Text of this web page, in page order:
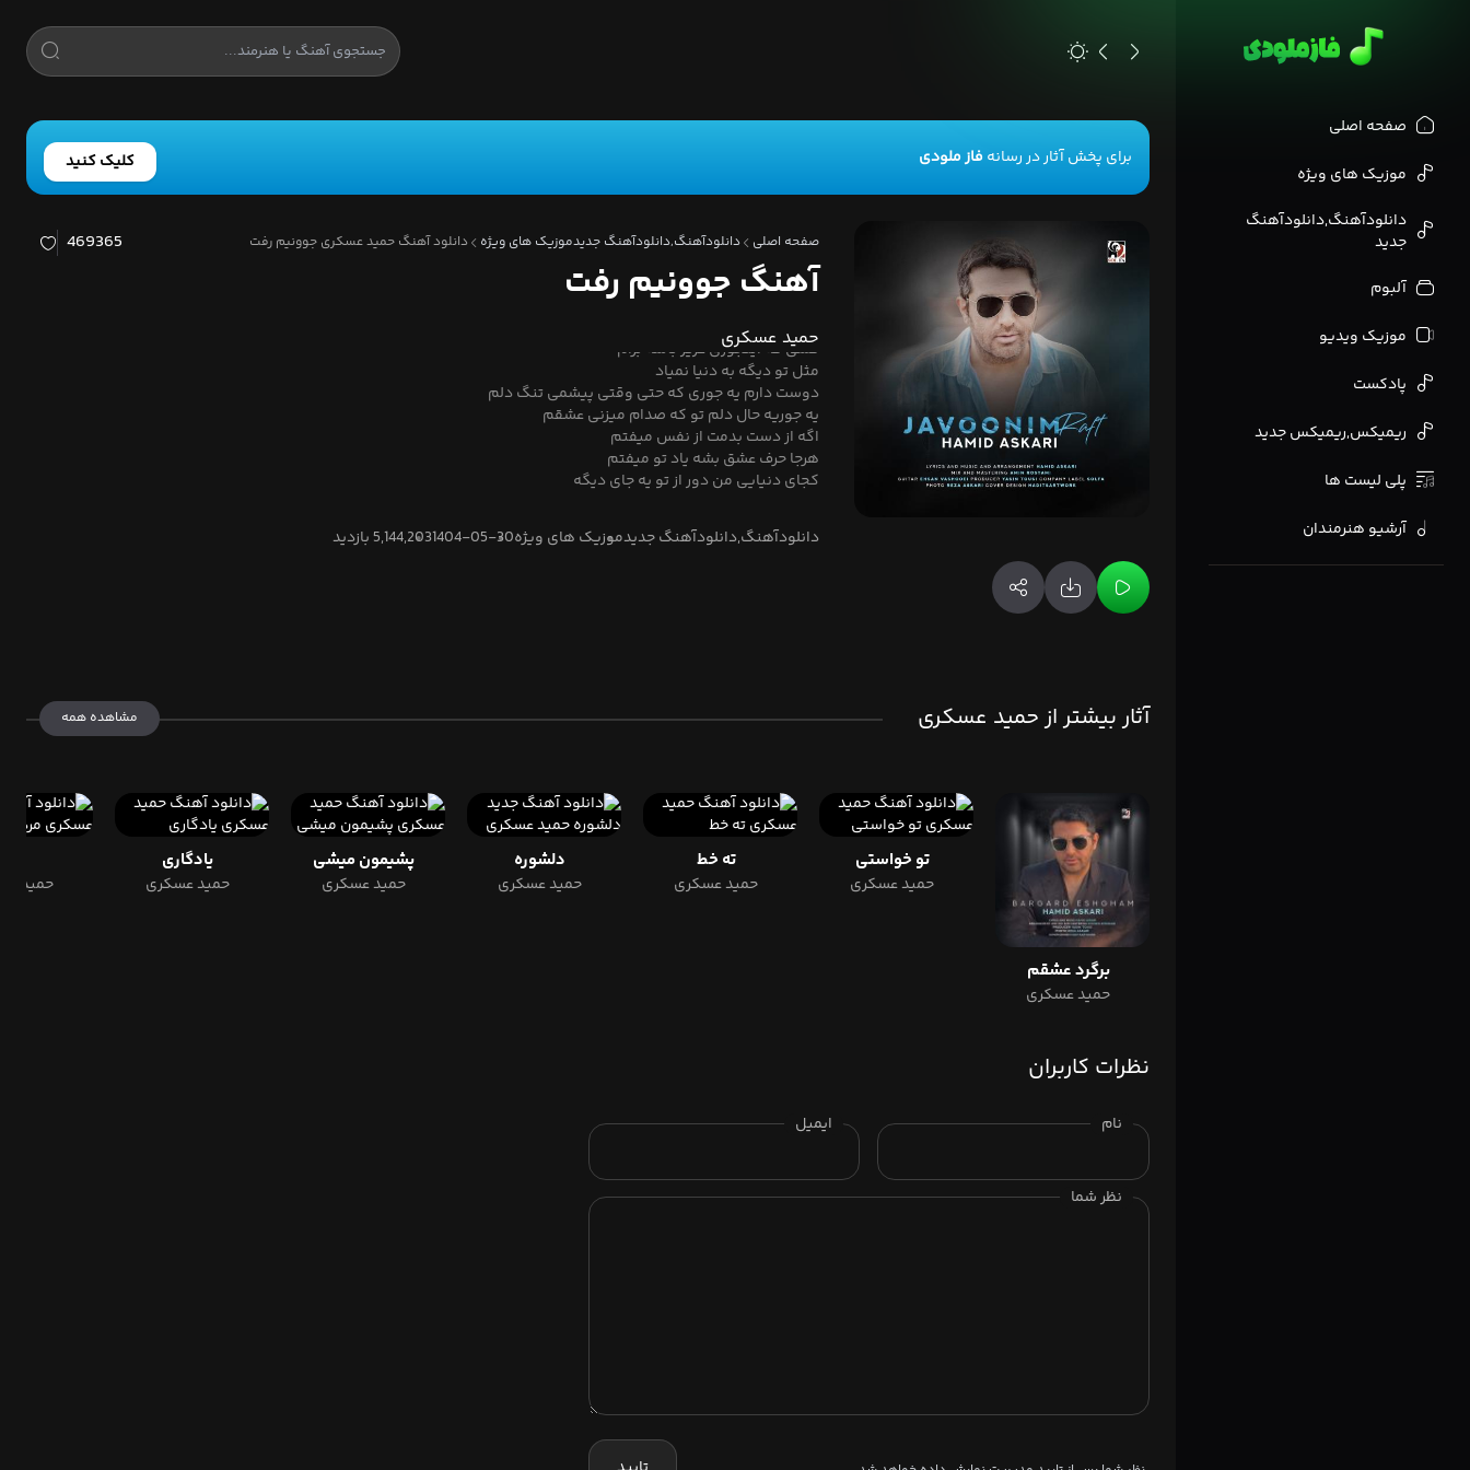
صفحه اصلی
موزیک های ویژه
دانلودآهنگ,دانلودآهنگ
جدید
آلبوم
موزیک ویدیو
پادکست
ریمیکس,ریمیکس جدید
پلی لیست ها
آرشیو هنرمندان
برای پخش آثار در رسانهفاز ملودی کلیک کنید
صفحه اصلی دانلودآهنگ,دانلودآهنگ جدیدموزیک های ویژه دانلود آهنگ حمید عسکری جوونیم رفت 469365
آهنگ جوونیم رفت
حمید عسکری
جوری که قلبت نتونه منو از یاد ببره
این شانس آخر بفهم واسه نجات عشقمون
دنیا تموم میشه برام هر جوری میتونی بمون
دوست دارم دوست دارم یه جوری که هیشکی به چشام
نمیاد
کسی که اینجوری عزیز باشه برام
مثل تو دیگه به دنیا نمیاد
دوست دارم یه جوری که حتی وقتی پیشمی تنگ دلم
یه جوریه حال دلم تو که صدام میزنی عشقم
اگه از دست بدمت از نفس میفتم
هرجا حرف عشق بشه یاد تو میفتم
کجای دنیایی من دور از تو یه جای دیگه
دانلودآهنگ,دانلودآهنگ جدیدموزیک های ویژه1404-05-305,144,203 بازدید
آثار بیشتر از حمید عسکری مشاهده همه
برگرد عشقم
حمید عسکری
تو خواستی
حمید عسکری
ته خط
حمید عسکری
دلشوره
حمید عسکری
پشیمون میشی
حمید عسکری
یادگاری
حمید عسکری حمید
نظرات کاربران
نام ایمیل
نظر شما